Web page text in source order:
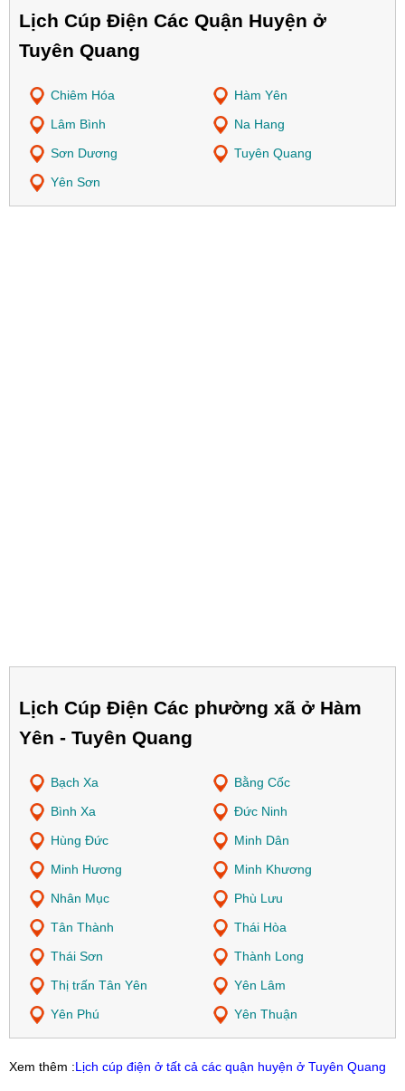
Lịch Cúp Điện Các Quận Huyện ở
Tuyên Quang
Chiêm Hóa
Hàm Yên
Lâm Bình
Na Hang
Sơn Dương
Tuyên Quang
Yên Sơn
Lịch Cúp Điện Các phường xã ở Hàm
Yên - Tuyên Quang
Bạch Xa
Bằng Cốc
Bình Xa
Đức Ninh
Hùng Đức
Minh Dân
Minh Hương
Minh Khương
Nhân Mục
Phù Lưu
Tân Thành
Thái Hòa
Thái Sơn
Thành Long
Thị trấn Tân Yên
Yên Lâm
Yên Phú
Yên Thuận
Xem thêm :Lịch cúp điện ở tất cả các quận huyện ở Tuyên Quang